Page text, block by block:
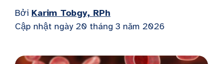
Bởi Karim Tobgy, RPh
Cập nhật ngày 20 tháng 3 năm 2026